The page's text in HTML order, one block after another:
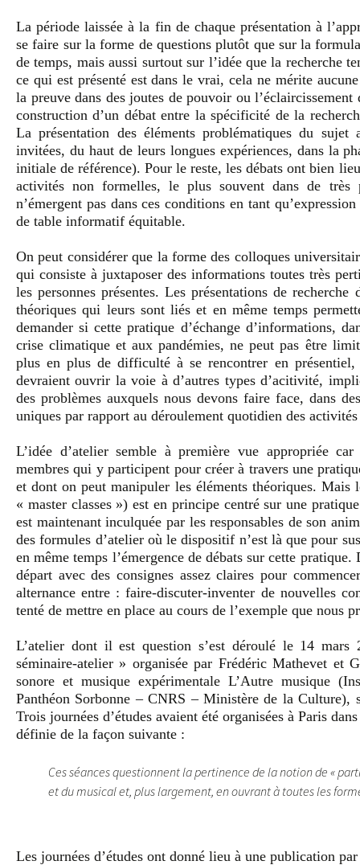
La période laissée à la fin de chaque présentation à
se faire sur la forme de questions plutôt que sur la
de temps, mais aussi surtout sur l’idée que la recherche
ce qui est présenté est dans le vrai, cela ne mérite
la preuve dans des joutes de pouvoir ou
construction d’un débat entre la spécificité de la
La présentation des éléments problématiques du sujet
invitées, du haut de leurs longues expériences, dans la
initiale de référence). Pour le reste, les débats ont bien
activités non formelles, le plus souvent dans de très
n’émergent pas dans ces conditions en tant
de table informatif équitable.
On peut considérer que la forme des colloques
qui consiste à juxtaposer des informations toutes très
les personnes présentes. Les présentations de
théoriques qui leurs sont liés et en même temps
demander si cette pratique d’échange d’informations,
crise climatique et aux pandémies, ne peut pas être
plus en plus de difficulté à se rencontrer en
devraient ouvrir la voie à d’autres types d’acitivité,
des problèmes auxquels nous devons faire face, dans
uniques par rapport au déroulement quotidien des
L’idée d’atelier semble à première vue appropriée
membres qui y participent pour créer à travers une
et dont on peut manipuler les éléments théoriques.
« master classes ») est en principe centré sur une
est maintenant inculquée par les responsables de son
des formules d’atelier où le dispositif n’est là que pour
en même temps l’émergence de débats sur cette
départ avec des consignes assez claires pour
alternance entre : faire-discuter-inventer de nouvelles
tenté de mettre en place au cours de l’exemple que nous
L’atelier dont il est question s’est déroulé le 14
séminaire-atelier » organisée par Frédéric Mathevet et
sonore et musique expérimentale L’Autre musique
Panthéon Sorbonne – CNRS – Ministère de la
Trois journées d’études avaient été organisées à Paris
définie de la façon suivante :
Ces séances questionnent la pertinence de la notion de «
et du musical et, plus largement, en ouvrant à toutes les
Les journées d’études ont donné lieu à une publication